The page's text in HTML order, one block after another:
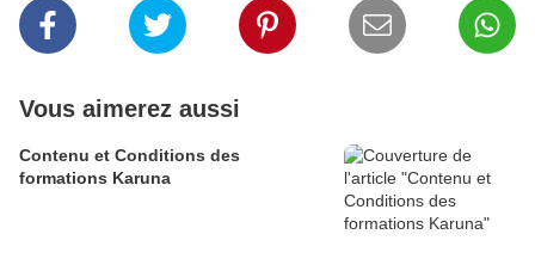
Vous aimerez aussi
Contenu et Conditions des
formations Karuna